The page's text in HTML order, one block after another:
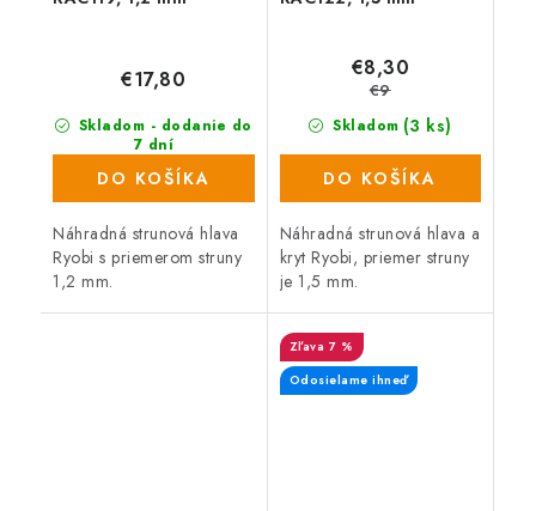
Skladom - dodanie do
7 dní
(61 ks)
€17,80
DO KOŠÍKA
Náhradná strunová hlava
Ryobi s priemerom struny
1,2 mm.
Skladom (3 ks)
€8,30
€9
DO KOŠÍKA
Náhradná strunová hlava a
kryt Ryobi, priemer struny
je 1,5 mm.
7 %
Odosielame ihneď